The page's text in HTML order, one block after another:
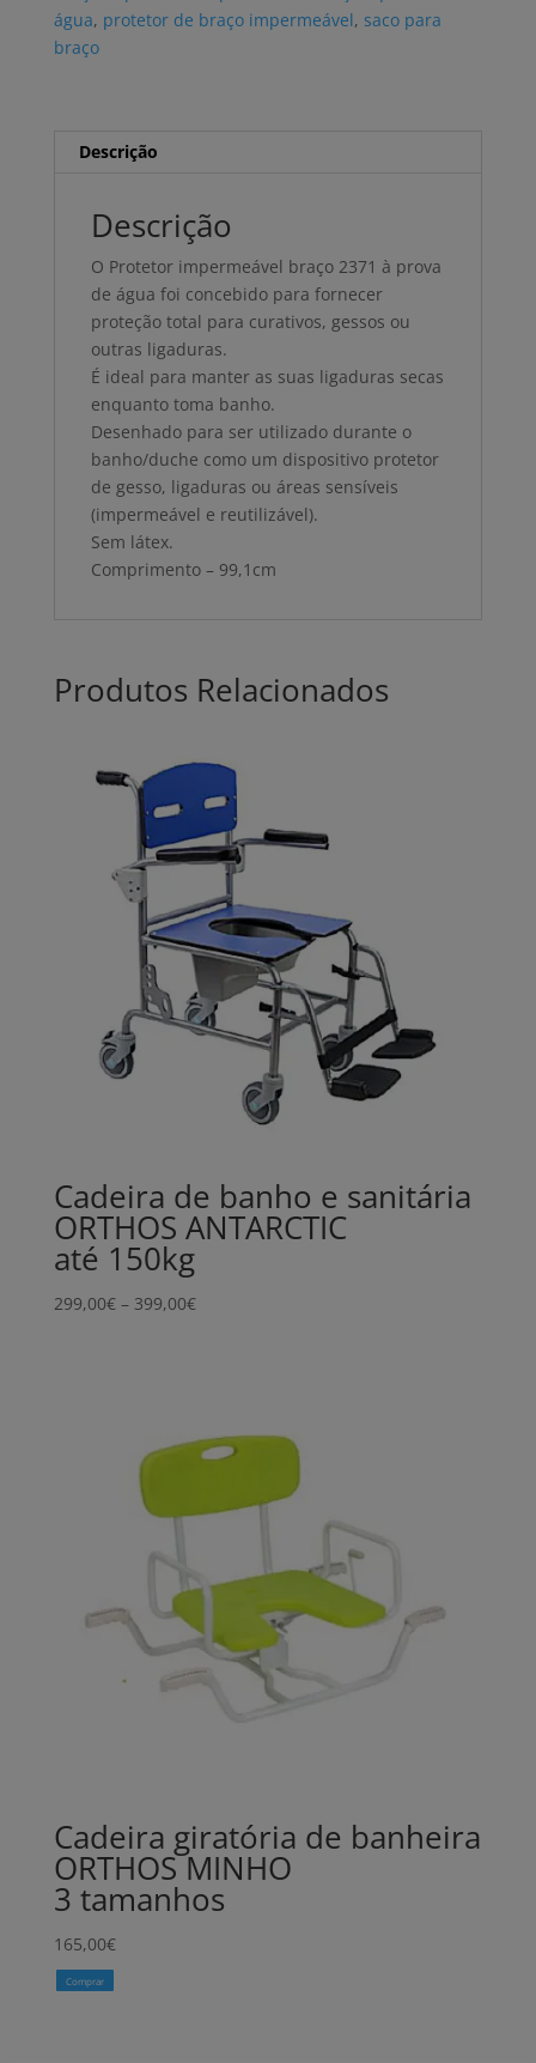
água, protetor de braço impermeável, saco para
braço
Descrição
Descrição
O Protetor impermeável braço 2371 à prova
de água foi concebido para fornecer
proteção total para curativos, gessos ou
outras ligaduras.
É ideal para manter as suas ligaduras secas
enquanto toma banho.
Desenhado para ser utilizado durante o
banho/duche como um dispositivo protetor
de gesso, ligaduras ou áreas sensíveis
(impermeável e reutilizável).
Sem látex.
Comprimento – 99,1cm
Produtos Relacionados
Cadeira de banho e sanitária
ORTHOS ANTARCTIC
até 150kg
299,00€ – 399,00€Price
Cadeira giratória de banheira
ORTHOS MINHO
3 tamanhos
165,00€
Comprar